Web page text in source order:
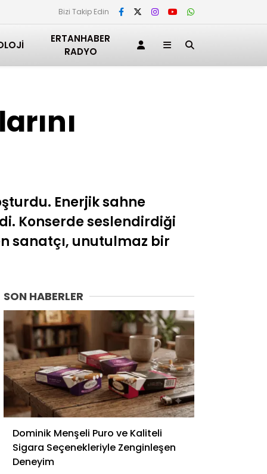
Bizi Takip Edin
ERTANHABER
RADYO
Enerjik sahne
Konserde seslendirdiği
sanatçı, unutulmaz bir
SON HABERLER
Dominik Menşeli Puro ve Kaliteli
Sigara Seçenekleriyle Zenginleşen
Deneyim
Adana
Adıyaman
Afyonkarahisar